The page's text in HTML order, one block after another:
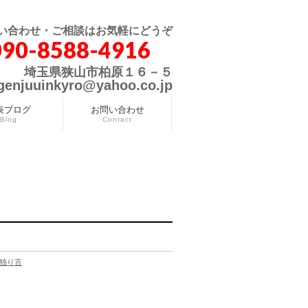
合わせ・ご相談はお気軽にどうぞ
8588-4916
埼玉県狭山市柏原１６－５
ブログ
Blog
お問い合わせ
Contact
独り言